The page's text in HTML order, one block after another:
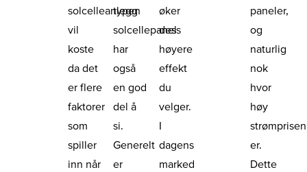
solcelleanlegg
vil
koste
da det
er flere
faktorer
som
spiller
inn når
typen
solcellepanel
har
også
en god
del å
si.
Generelt
er
øker
dess
høyere
effekt
du
velger.
I
dagens
marked
paneler,
og
naturlig
nok
hvor
høy
strømprisen
er.
Dette